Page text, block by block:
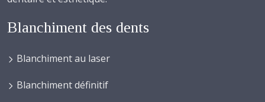
Blanchiment des dents
Blanchiment au laser
Blanchiment définitif